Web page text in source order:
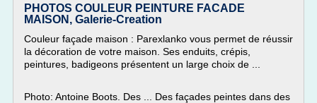
PHOTOS COULEUR PEINTURE FACADE
MAISON, Galerie-Creation
Couleur façade maison : Parexlanko vous permet de réussir
la décoration de votre maison. Ses enduits, crépis,
peintures, badigeons présentent un large choix de ...
Photo: Antoine Boots. Des ... Des façades peintes dans des